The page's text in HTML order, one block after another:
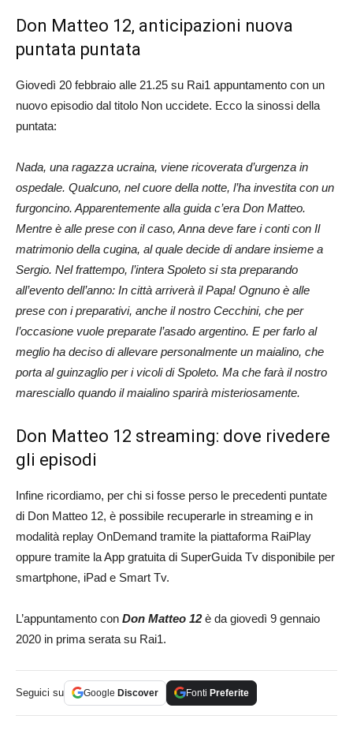
Don Matteo 12, anticipazioni nuova
puntata puntata
Giovedì 20 febbraio alle 21.25 su Rai1 appuntamento con un
nuovo episodio dal titolo Non uccidete. Ecco la sinossi della
puntata:
Nada, una ragazza ucraina, viene ricoverata d’urgenza in
ospedale. Qualcuno, nel cuore della notte, l’ha investita con un
furgoncino. Apparentemente alla guida c’era Don Matteo.
Mentre è alle prese con il caso, Anna deve fare i conti con Il
matrimonio della cugina, al quale decide di andare insieme a
Sergio. Nel frattempo, l’intera Spoleto si sta preparando
all’evento dell’anno: In città arriverà il Papa! Ognuno è alle
prese con i preparativi, anche il nostro Cecchini, che per
l’occasione vuole preparate l’asado argentino. E per farlo al
meglio ha deciso di allevare personalmente un maialino, che
porta al guinzaglio per i vicoli di Spoleto. Ma che farà il nostro
maresciallo quando il maialino sparirà misteriosamente.
Don Matteo 12 streaming: dove rivedere
gli episodi
Infine ricordiamo, per chi si fosse perso le precedenti puntate
di Don Matteo 12, è possibile recuperarle in streaming e in
modalità replay OnDemand tramite la piattaforma RaiPlay
oppure tramite la App gratuita di SuperGuida Tv disponibile per
smartphone, iPad e Smart Tv.
L’appuntamento con Don Matteo 12è da giovedì 9 gennaio
2020 in prima serata su Rai1.
Seguici su Google Discover Fonti Preferite